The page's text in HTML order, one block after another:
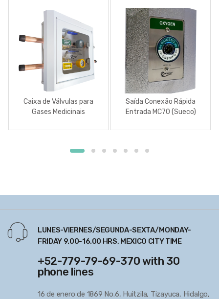
Caixa de Válvulas para
Gases Medicinais
Saída Conexão Rápida
Entrada MC70 (Sueco)
LUNES-VIERNES/SEGUNDA-SEXTA/MONDAY-
FRIDAY 9.00-16.00 HRS, MEXICO CITY TIME
+52-779-79-69-370 with 30
phone lines
16 de enero de 1869 No.6, Huitzila, Tizayuca, Hidalgo,